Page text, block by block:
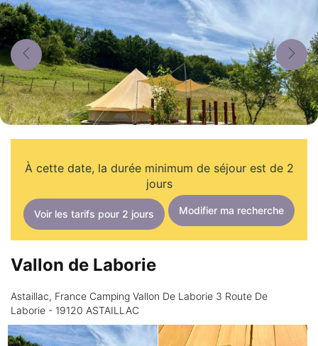
À cette date, la durée minimum de séjour est de 2
jours
Voir les tarifs pour 2 jours Modifier ma recherche
Vallon de Laborie
Astaillac, France Camping Vallon De Laborie 3 Route De
Laborie - 19120 ASTAILLAC